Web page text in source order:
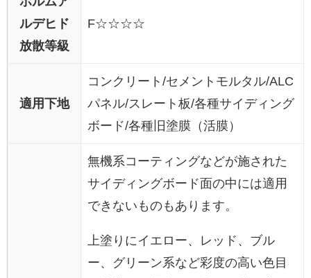
ルデヒド
放散等級
F☆☆☆☆
適用下地
コンクリート/セメントモルタル/ALC
パネル/スレート板/各種サイディング
ボード/各種旧塗膜（活膜）
無機系コーティングなどが施された
サイディングボード面の中には適用
できないものもあります。
上塗りにイエロー、レッド、ブル
ー、グリーン系など彩度の高い色目